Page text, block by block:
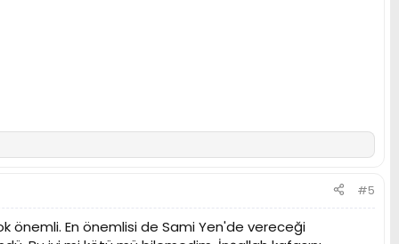
#5
En önemlisi de Sami Yen'de vereceği